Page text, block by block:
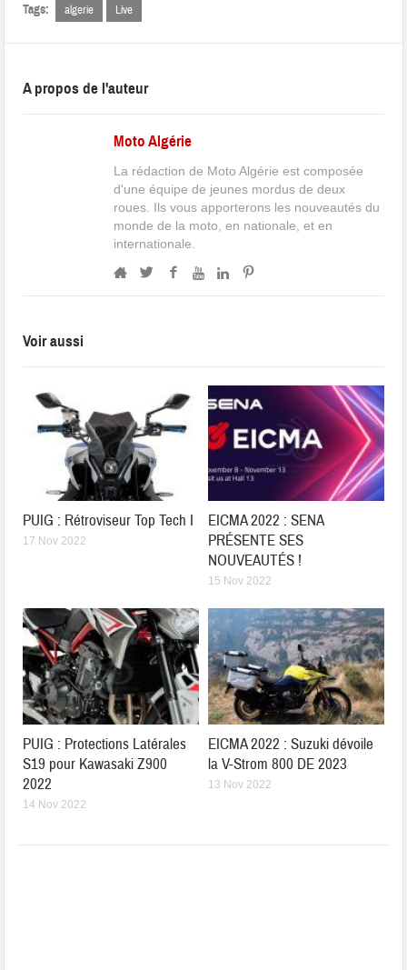
Tags: algerie Live
A propos de l'auteur
Moto Algérie
La rédaction de Moto Algérie est composée
d'une équipe de jeunes mordus de deux
roues. Ils vous apporterons les nouveautés du
monde de la moto, en nationale, et en
internationale.
Voir aussi
PUIG : Rétroviseur Top Tech I
17 Nov 2022
EICMA 2022 : SENA
PRÉSENTE SES
NOUVEAUTÉS !
15 Nov 2022
PUIG : Protections Latérales
S19 pour Kawasaki Z900
2022
14 Nov 2022
EICMA 2022 : Suzuki dévoile
la V-Strom 800 DE 2023
13 Nov 2022